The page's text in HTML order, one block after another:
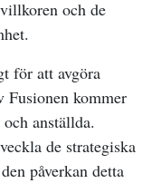
och de
för att avgöra
Fusionen kommer
anställda.
de strategiska
påverkan detta